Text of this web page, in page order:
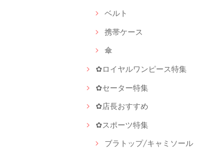
ベルト
携帯ケース
傘
✿ロイヤルワンピース特集
✿セーター特集
✿店長おすすめ
✿スポーツ特集
ブラトップ/キャミソール